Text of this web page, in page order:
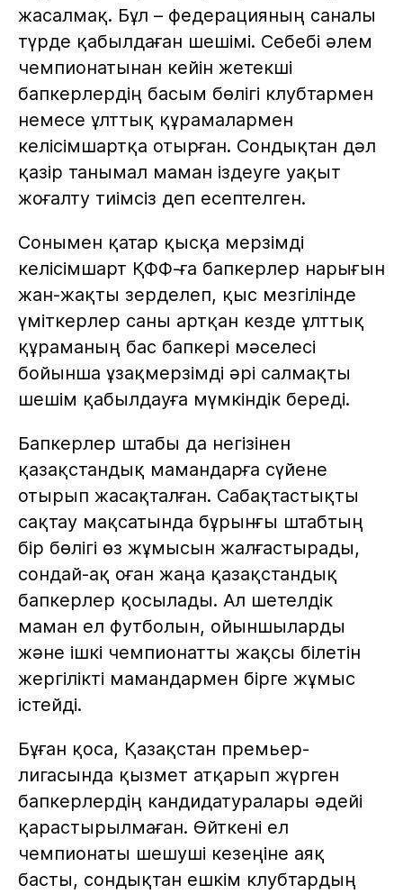
жасалмақ. Бұл – федерацияның саналы
түрде қабылдаған шешімі. Себебі әлем
чемпионатынан кейін жетекші
бапкерлердің басым бөлігі клубтармен
немесе ұлттық құрамалармен
келісімшартқа отырған. Сондықтан дәл
қазір танымал маман іздеуге уақыт
жоғалту тиімсіз деп есептелген.
Сонымен қатар қысқа мерзімді
келісімшарт ҚФФ-ға бапкерлер нарығын
жан-жақты зерделеп, қыс мезгілінде
үміткерлер саны артқан кезде ұлттық
құраманың бас бапкері мәселесі
бойынша ұзақмерзімді әрі салмақты
шешім қабылдауға мүмкіндік береді.
Бапкерлер штабы да негізінен
қазақстандық мамандарға сүйене
отырып жасақталған. Сабақтастықты
сақтау мақсатында бұрынғы штабтың
бір бөлігі өз жұмысын жалғастырады,
сондай-ақ оған жаңа қазақстандық
бапкерлер қосылады. Ал шетелдік
маман ел футболын, ойыншыларды
және ішкі чемпионатты жақсы білетін
жергілікті мамандармен бірге жұмыс
істейді.
Бұған қоса, Қазақстан премьер-
лигасында қызмет атқарып жүрген
бапкерлердің кандидатуралары әдейі
қарастырылмаған. Өйткені ел
чемпионаты шешуші кезеңіне аяқ
басты, сондықтан ешкім клубтардың